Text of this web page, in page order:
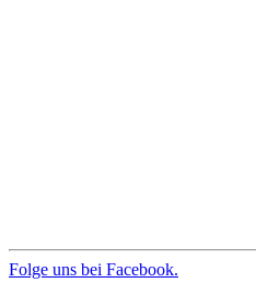
Folge uns bei Facebook.